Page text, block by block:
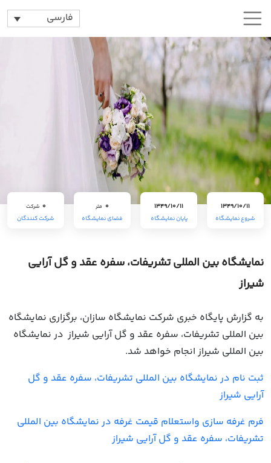
فارسی
1349/10/11
شروع نمایشگاه
1349/10/11
پایان نمایشگاه
0 متر
فضای نمایشگاه
0 شرکت
شرکت کنندگان
نمایشگاه بین المللی تشریفات، سفره عقد و گل آرایی
شیراز
به گزارش پایگاه خبری شرکت نمایشگاه سازان، برگزاری نمایشگاه
بین المللی تشریفات، سفره عقد و گل آرایی شیراز در نمایشگاه
بین المللی شیراز انجام خواهد شد.
ثبت نام در نمایشگاه بین المللی تشریفات، سفره عقد و گل
آرایی شیراز
فرم غرفه سازی واستعلام قیمت غرفه در نمایشگاه بین المللی
تشریفات، سفره عقد و گل آرایی شیراز